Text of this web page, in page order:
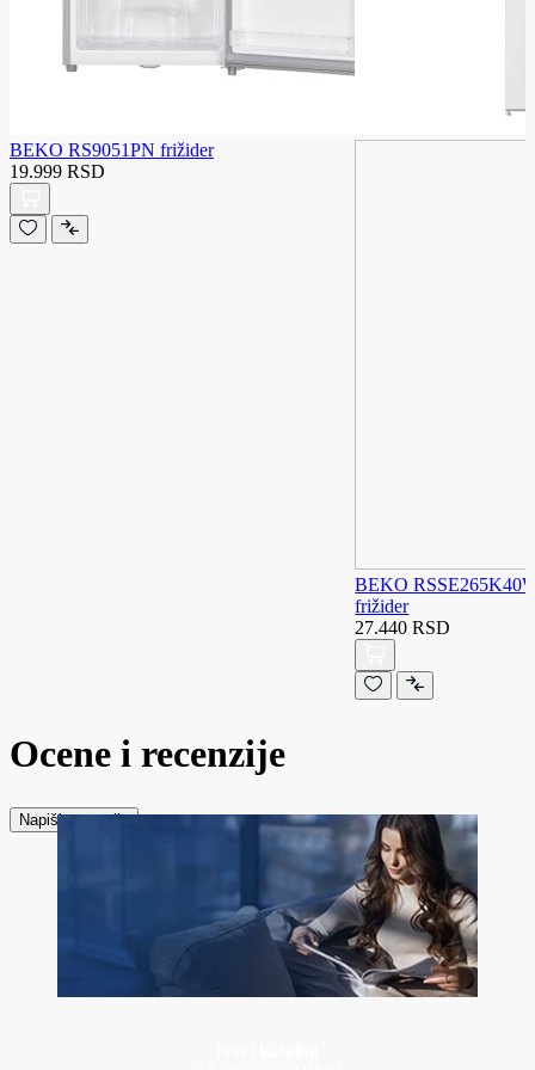
BEKO RS9051PN frižider
19.999 RSD
BEKO
frižider
27.440 RSD
Ocene i recenzije
Napiši recenziju